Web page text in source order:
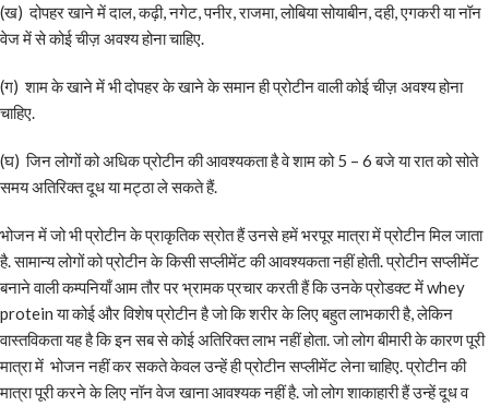
(ख) दोपहर खाने में दाल, कढ़ी, नगेट, पनीर, राजमा, लोबिया सोयाबीन, दही, एगकरी या नॉन
वेज में से कोई चीज़ अवश्य होना चाहिए.
(ग) शाम के खाने में भी दोपहर के खाने के समान ही प्रोटीन वाली कोई चीज़ अवश्य होना
चाहिए.
(घ) जिन लोगों को अधिक प्रोटीन की आवश्यकता है वे शाम को 5 – 6 बजे या रात को सोते
समय अतिरिक्त दूध या मट्ठा ले सकते हैं.
भोजन में जो भी प्रोटीन के प्राकृतिक स्रोत हैं उनसे हमें भरपूर मात्रा में प्रोटीन मिल जाता
है. सामान्य लोगों को प्रोटीन के किसी सप्लीमेंट की आवश्यकता नहीं होती. प्रोटीन सप्लीमेंट
बनाने वाली कम्पनियाँ आम तौर पर भ्रामक प्रचार करती हैं कि उनके प्रोडक्ट में whey
protein या कोई और विशेष प्रोटीन है जो कि शरीर के लिए बहुत लाभकारी है, लेकिन
वास्तविकता यह है कि इन सब से कोई अतिरिक्त लाभ नहीं होता. जो लोग बीमारी के कारण पूरी
मात्रा में भोजन नहीं कर सकते केवल उन्हें ही प्रोटीन सप्लीमेंट लेना चाहिए. प्रोटीन की
मात्रा पूरी करने के लिए नॉन वेज खाना आवश्यक नहीं है. जो लोग शाकाहारी हैं उन्हें दूध व